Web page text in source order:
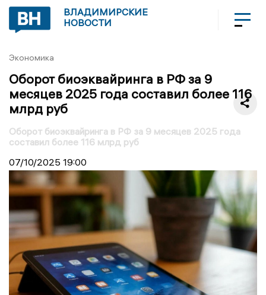
ВЛАДИМИРСКИЕ
НОВОСТИ
Экономика
Оборот биоэквайринга в РФ за 9
месяцев 2025 года составил более 116
млрд руб
Оборот биоэквайринга в РФ за 9 месяцев 2025 года
составил более 116 млрд руб
07/10/2025 19:00